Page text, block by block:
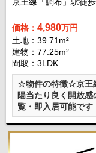
価格： 4,980万円
土地：39.71m²
建物：77.25m²
間取：3LDK
☆物件の特徴☆京王
陽当たり良く開放
覧・即入居可能です